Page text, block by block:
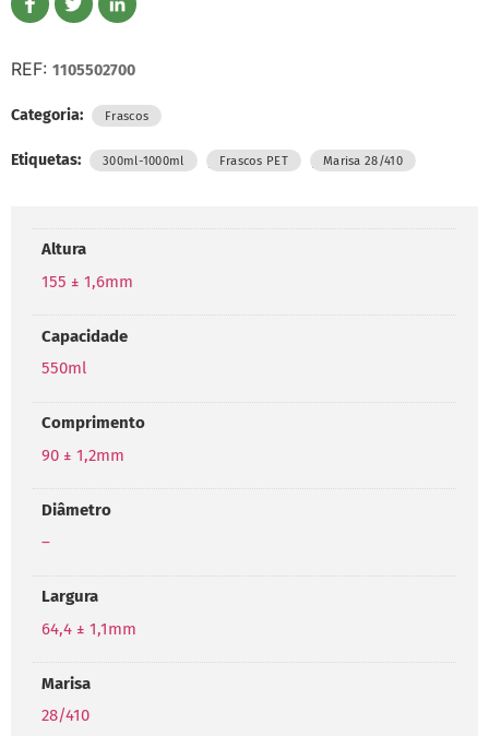
REF: 1105502700
Categoria: Frascos
Etiquetas: 300ml-1000ml , Frascos PET , Marisa 28/410
Altura
155 ± 1,6mm
Capacidade
550ml
Comprimento
90 ± 1,2mm
Diâmetro
–
Largura
64,4 ± 1,1mm
Marisa
28/410